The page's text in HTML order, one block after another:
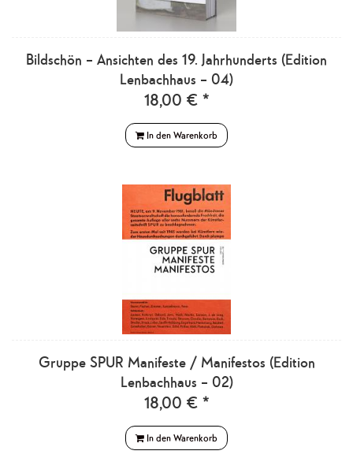
Bildschön – Ansichten des 19. Jahrhunderts (Edition
Lenbachhaus – 04)
18,00 € *
In den Warenkorb
Gruppe SPUR Manifeste / Manifestos (Edition
Lenbachhaus – 02)
18,00 € *
In den Warenkorb